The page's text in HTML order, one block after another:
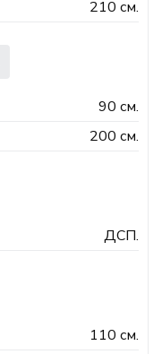
210 см.
90 см.
200 см.
ДСП.
110 см.